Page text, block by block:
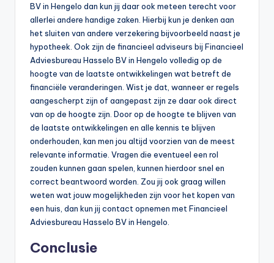
BV in Hengelo dan kun jij daar ook meteen terecht voor
allerlei andere handige zaken. Hierbij kun je denken aan
het sluiten van andere verzekering bijvoorbeeld naast je
hypotheek. Ook zijn de financieel adviseurs bij Financieel
Adviesbureau Hasselo BV in Hengelo volledig op de
hoogte van de laatste ontwikkelingen wat betreft de
financiële veranderingen. Wist je dat, wanneer er regels
aangescherpt zijn of aangepast zijn ze daar ook direct
van op de hoogte zijn. Door op de hoogte te blijven van
de laatste ontwikkelingen en alle kennis te blijven
onderhouden, kan men jou altijd voorzien van de meest
relevante informatie. Vragen die eventueel een rol
zouden kunnen gaan spelen, kunnen hierdoor snel en
correct beantwoord worden. Zou jij ook graag willen
weten wat jouw mogelijkheden zijn voor het kopen van
een huis, dan kun jij contact opnemen met Financieel
Adviesbureau Hasselo BV in Hengelo.
Conclusie